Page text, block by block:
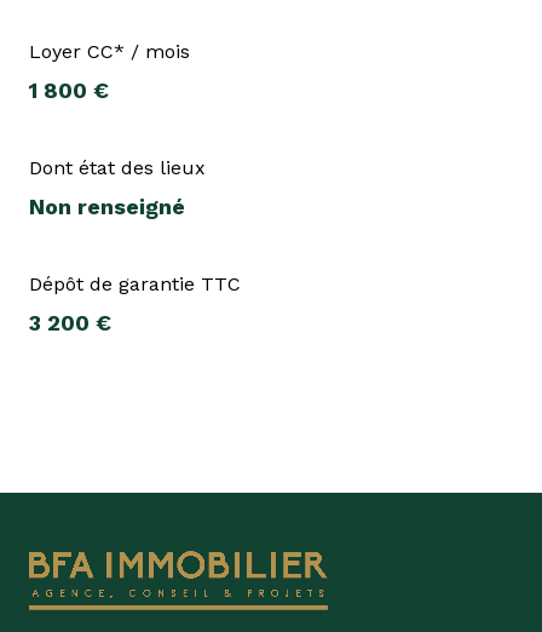
Loyer CC* / mois
1 800 €
Dont état des lieux
Non renseigné
Dépôt de garantie TTC
3 200 €